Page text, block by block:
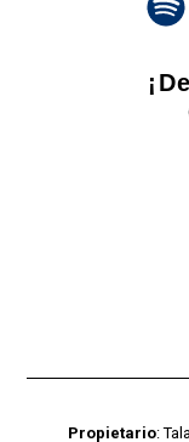
Propietario: